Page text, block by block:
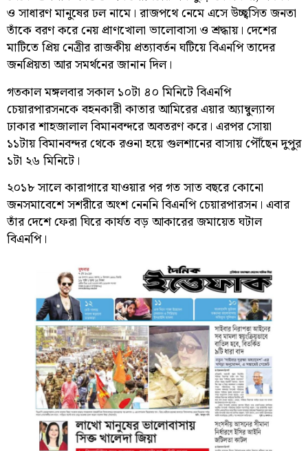
ও সাধারণ মানুষের ঢল নামে। রাজপথে নেমে এসে উচ্ছ্বসিত জনতা
তাঁকে বরণ করে নেয় প্রাণখোলা ভালোবাসা ও শ্রদ্ধায়। দেশের
মাটিতে প্রিয় নেত্রীর রাজকীয় প্রত্যাবর্তন ঘটিয়ে বিএনপি তাদের
জনপ্রিয়তা আর সমর্থনের জানান দিল।
গতকাল মঙ্গলবার সকাল ১০টা ৪০ মিনিটে বিএনপি
চেয়ারপারসনকে বহনকারী কাতার আমিরের এয়ার অ্যাম্বুল্যান্স
ঢাকার শাহজালাল বিমানবন্দরে অবতরণ করে। এরপর সোয়া
১১টায় বিমানবন্দর থেকে রওনা হয়ে গুলশানের বাসায় পৌঁছেন দুপুর
১টা ২৬ মিনিটে।
২০১৮ সালে কারাগারে যাওয়ার পর গত সাত বছরে কোনো
জনসমাবেশে সশরীরে অংশ নেননি বিএনপি চেয়ারপারসন। এবার
তাঁর দেশে ফেরা ঘিরে কার্যত বড় আকারের জমায়েত ঘটাল
বিএনপি।